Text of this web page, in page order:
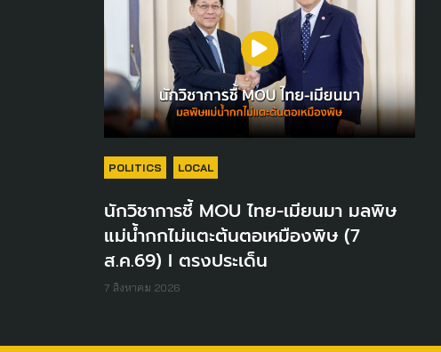
POLITICS LOCAL
นักวิชาการชี้ MOU ไทย-เมียนมา มลพิษ
แม่น้ำกกไม่แตะต้นตอเหมืองพิษ (7
ส.ค.69) I ตรงประเด็น
7 สิงหาคม 2026